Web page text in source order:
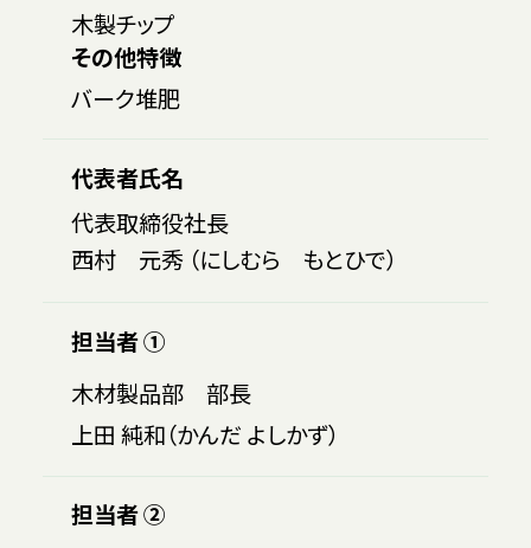
木製チップ
その他特徴
バーク堆肥
代表者氏名
代表取締役社長
西村 元秀 （にしむら もとひで）
担当者 ①
木材製品部 部長
上田 純和（かんだ よしかず）
担当者 ②